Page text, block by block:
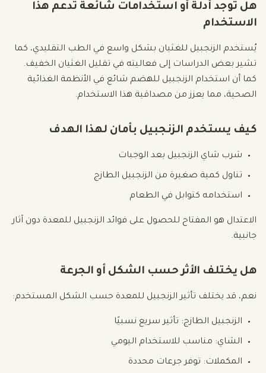
هل توجد أدلة أو استخدامات شائعة تدعم هذا
الاستخدام
يُستخدم الزنجبيل للغثيان بشكل واسع في الطب التقليدي، كما
تشير بعض الدراسات إلى فعاليته في تقليل الغثيان الخفيف.
كما أن استخدام الزنجبيل للهضم شائع في الأنظمة الغذائية
الصحية، مما يعزز من مصداقية هذا الاستخدام.
كيف يستخدم الزنجبيل بأمان لهذا الهدف
شرب شاي الزنجبيل بعد الوجبات
تناول كمية صغيرة من الزنجبيل الطازج
استخدامه كتوابل في الطعام
الاعتدال هو المفتاح للحصول على فوائد الزنجبيل للمعدة دون آثار
جانبية.
هل يختلف الأثر حسب الشكل أو الجرعة
نعم، قد يختلف تأثير الزنجبيل للمعدة حسب الشكل المستخدم:
الزنجبيل الطازج: تأثير سريع نسبيًا
الشاي: مناسب للاستخدام اليومي
المكملات: توفر جرعات محددة